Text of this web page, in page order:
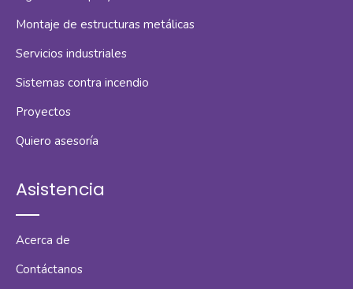
Montaje de estructuras metálicas
Servicios industriales
Sistemas contra incendio
Proyectos
Quiero asesoría
Asistencia
Acerca de
Contáctanos